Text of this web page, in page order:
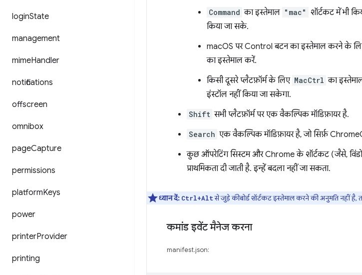
loginState
management
mimeHandler
notifications
offscreen
omnibox
pageCapture
permissions
platformKeys
power
printerProvider
printing
Command का इस्तेमाल "mac" शॉर्टकट में भी
किया जा सके.
macOS पर Control बटन का इस्तेमाल करने के
का इस्तेमाल करें.
किसी दूसरे प्लैटफ़ॉर्म के लिए MacCtrl का
इंस्टॉल नहीं किया जा सकेगा.
Shift सभी प्लैटफ़ॉर्म पर एक वैकल्पिक मॉडिफ़ायर है.
Search एक वैकल्पिक मॉडिफ़ायर है, जो सिर्फ़
कुछ ऑपरेटिंग सिस्टम और Chrome के शॉर्टकट (जैसे,
प्राथमिकता दी जाती है. इन्हें बदला नहीं जा सकता.
ध्यान दें: Ctrl+Altसे जुड़े कीबोर्ड शॉर्टकट इस्तेमाल करने की अनुमति नहीं है,
कमांड इवेंट मैनेज करना
manifest.json: